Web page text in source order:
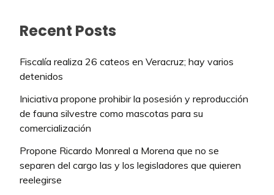
Recent Posts
Fiscalía realiza 26 cateos en Veracruz; hay varios
detenidos
Iniciativa propone prohibir la posesión y reproducción
de fauna silvestre como mascotas para su
comercialización
Propone Ricardo Monreal a Morena que no se
separen del cargo las y los legisladores que quieren
reelegirse